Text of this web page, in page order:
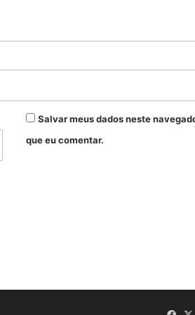
Salvar meus dados neste
que eu comentar.